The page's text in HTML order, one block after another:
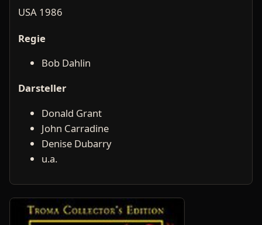
USA 1986
Regie
Bob Dahlin
Darsteller
Donald Grant
John Carradine
Denise Dubarry
u.a.